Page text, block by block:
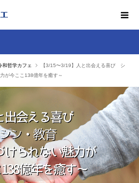
和哲学カフェ
【3/15〜3/19】人と出会える喜び シ
が今ここ138億年を癒す～